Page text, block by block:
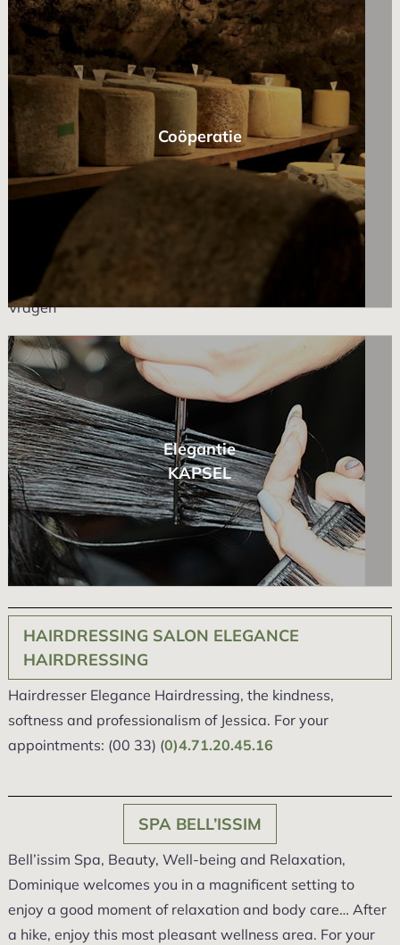
Coöperatie
Vragen
Elegantie
KAPSEL
HAIRDRESSING SALON ELEGANCE
HAIRDRESSING
Hairdresser Elegance Hairdressing, the kindness,
softness and professionalism of Jessica. For your
appointments: (00 33) (0)4.71.20.45.16
SPA BELL’ISSIM
Bell’issim Spa, Beauty, Well-being and Relaxation,
Dominique welcomes you in a magnificent setting to
enjoy a good moment of relaxation and body care… After
a hike, enjoy this most pleasant wellness area. For your